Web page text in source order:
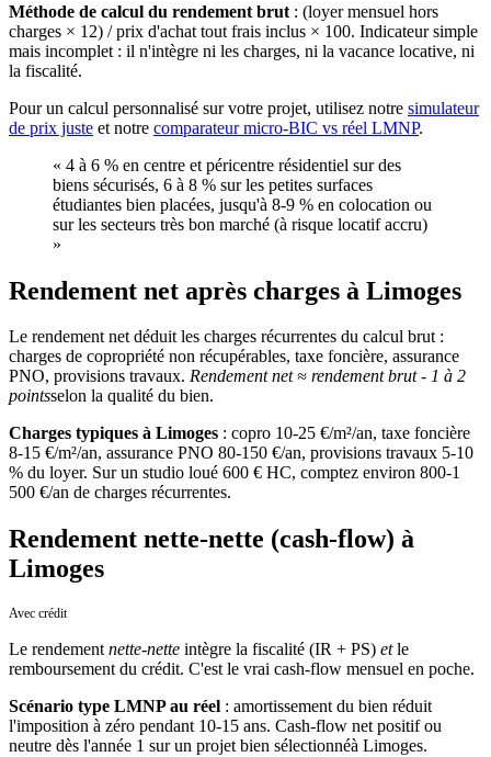
Méthode de calcul du rendement brut : (loyer mensuel hors
charges × 12) / prix d'achat tout frais inclus × 100. Indicateur simple
mais incomplet : il n'intègre ni les charges, ni la vacance locative, ni
la fiscalité.
Pour un calcul personnalisé sur votre projet, utilisez notre simulateur
de prix juste et notre comparateur micro-BIC vs réel LMNP.
« 4 à 6 % en centre et péricentre résidentiel sur des
biens sécurisés, 6 à 8 % sur les petites surfaces
étudiantes bien placées, jusqu'à 8-9 % en colocation ou
sur les secteurs très bon marché (à risque locatif accru)
»
Rendement net après charges à Limoges
Le rendement net déduit les charges récurrentes du calcul brut :
charges de copropriété non récupérables, taxe foncière, assurance
PNO, provisions travaux. Rendement net ≈ rendement brut - 1 à 2
pointsselon la qualité du bien.
Charges typiques à Limoges : copro 10-25 €/m²/an, taxe foncière
8-15 €/m²/an, assurance PNO 80-150 €/an, provisions travaux 5-10
% du loyer. Sur un studio loué 600 € HC, comptez environ 800-1
500 €/an de charges récurrentes.
Rendement nette-nette (cash-flow) à
Limoges
Avec crédit
Le rendement nette-nette intègre la fiscalité (IR + PS) etle
remboursement du crédit. C'est le vrai cash-flow mensuel en poche.
Scénario type LMNP au réel : amortissement du bien réduit
l'imposition à zéro pendant 10-15 ans. Cash-flow net positif ou
neutre dès l'année 1 sur un projet bien sélectionnéà Limoges.